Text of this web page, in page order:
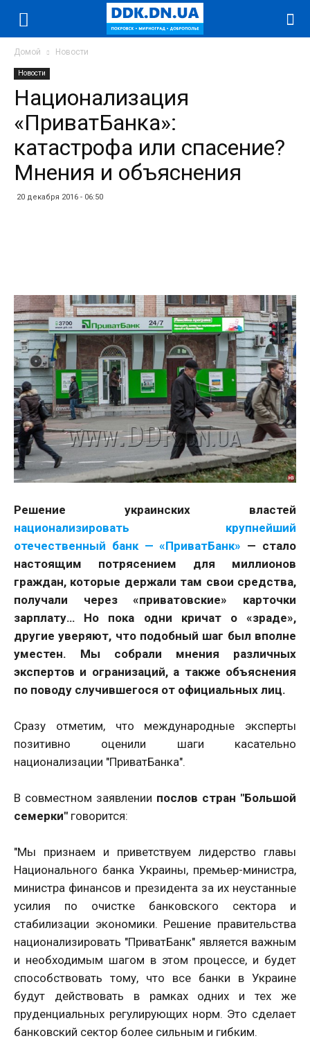
Домой Новости
Новости
Национализация
«ПриватБанка»:
катастрофа или спасение?
Мнения и объяснения
20 декабря 2016 - 06:50
Решение украинских властей
национализировать крупнейший
отечественный банк — «ПриватБанк» — стало
настоящим потрясением для миллионов
граждан, которые держали там свои средства,
получали через «приватовские» карточки
зарплату… Но пока одни кричат о «зраде»,
другие уверяют, что подобный шаг был вполне
уместен. Мы собрали мнения различных
экспертов и огранизаций, а также объяснения
по поводу случившегося от официальных лиц.
Сразу отметим, что международные эксперты
позитивно оценили шаги касательно
национализации "ПриватБанка".
В совместном заявлении послов стран "Большой
семерки" говорится:
"Мы признаем и приветствуем лидерство главы
Национального банка Украины, премьер-министра,
министра финансов и президента за их неустанные
усилия по очистке банковского сектора и
стабилизации экономики. Решение правительства
национализировать "ПриватБанк" является важным
и необходимым шагом в этом процессе, и будет
способствовать тому, что все банки в Украине
будут действовать в рамках одних и тех же
пруденциальных регулирующих норм. Это сделает
банковский сектор более сильным и гибким.